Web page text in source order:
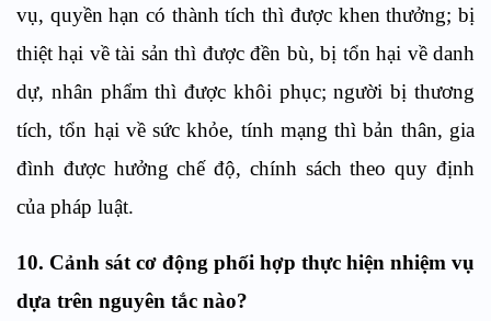
vụ, quyền hạn có thành tích thì được khen thưởng; bị
thiệt hại về tài sản thì được đền bù, bị tổn hại về danh
dự, nhân phẩm thì được khôi phục; người bị thương
tích, tổn hại về sức khỏe, tính mạng thì bản thân, gia
đình được hưởng chế độ, chính sách theo quy định
của pháp luật.
10. Cảnh sát cơ động phối hợp thực hiện nhiệm vụ
dựa trên nguyên tắc nào?